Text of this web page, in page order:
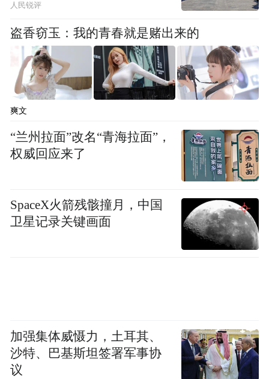
至少20所亚利桑那州图森市的学校因预期学
生和员工大规模缺勤而取消课程；
佐治亚州约90所高中计划举行罢课；
在加利福尼亚州长滩市，高中生们手持反ICE
标语集体离开课堂；
大批纽约高中生高喊抵制ICE的口号，游行前
芝加哥大学校园里，抗议者高举写有“庇护校
园”“不欢迎法西斯”等标语的牌子，大声抗
尼阿波利斯派遣了约3000名联邦执法人员，
他们身穿执法服、配备武器在街头巡逻，人
人民锐评
盗香窃玉：我的青春就是赌出来的
爽文
“兰州拉面”改名“青海拉面”，
权威回应来了
SpaceX火箭残骸撞月，中国
卫星记录关键画面
加强集体威慑力，土耳其、
沙特、巴基斯坦签署军事协
议